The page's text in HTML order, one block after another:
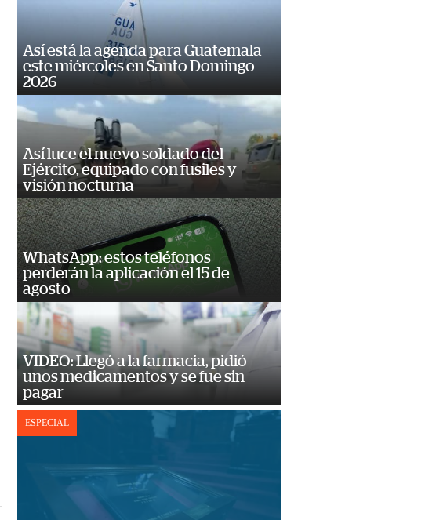
Así está la agenda para Guatemala
este miércoles en Santo Domingo
2026
Así luce el nuevo soldado del
Ejército, equipado con fusiles y
visión nocturna
WhatsApp: estos teléfonos
perderán la aplicación el 15 de
agosto
VIDEO: Llegó a la farmacia, pidió
unos medicamentos y se fue sin
pagar
ESPECIAL